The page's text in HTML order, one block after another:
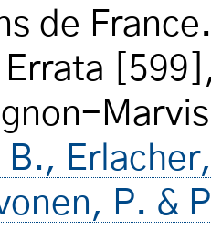
de
B.,
P. &